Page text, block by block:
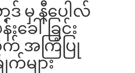
မှ နီပေါလ်
ခေါ်ခြင်း
အကြံပြု
က်များ